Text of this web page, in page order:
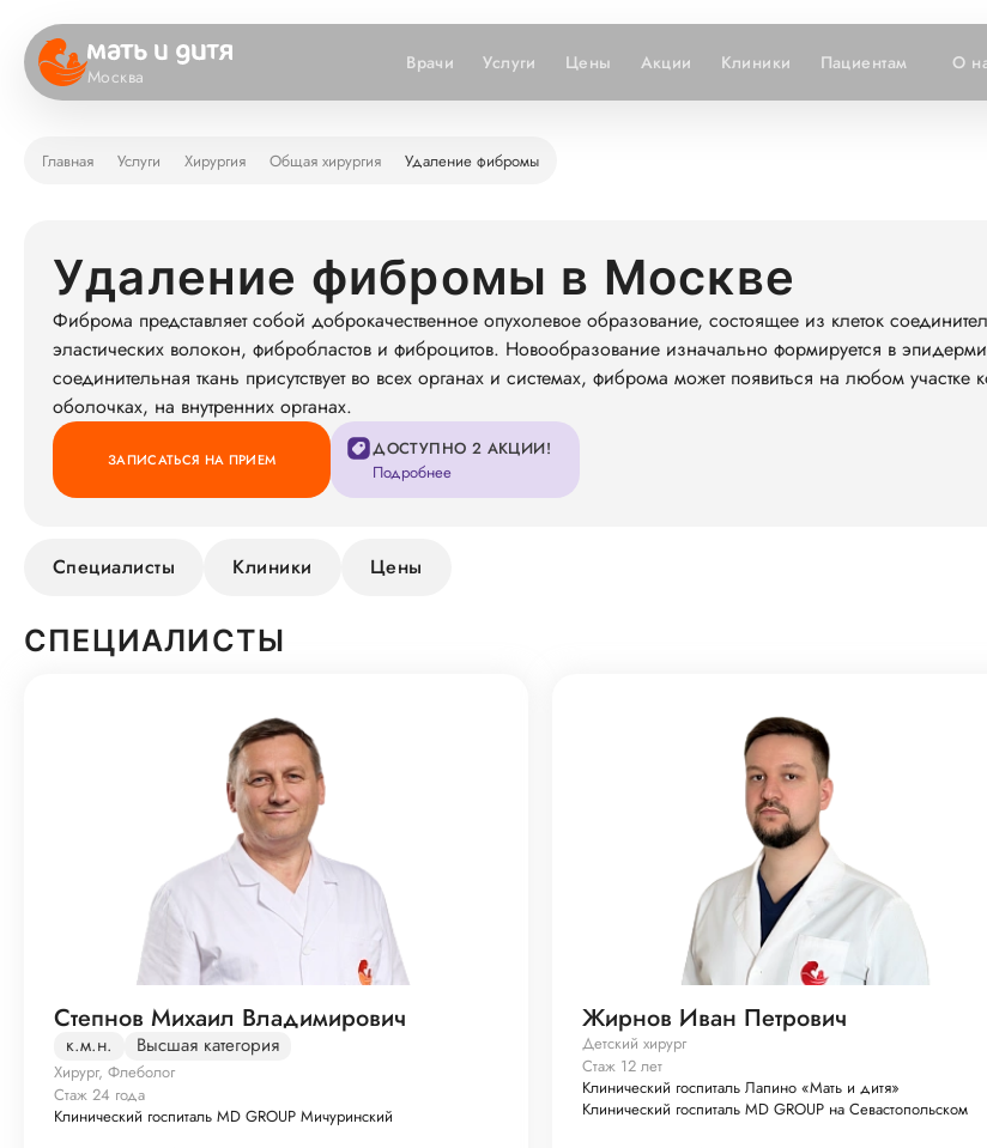
Москва
Врачи Услуги Цены Акции Клиники Пациентам О
Главная Услуги Хирургия Общая хирургия Удаление фибромы
Удаление фибромы в Москве
Фиброма представляет собой доброкачественное опухолевое образование, состоящее из клеток
эластических волокон, фибробластов и фиброцитов. Новообразование изначально формируется в
соединительная ткань присутствует во всех органах и системах, фиброма может появиться на любом
оболочках, на внутренних органах.
ЗАПИСАТЬСЯ НА ПРИЕМ
ДОСТУПНО 2 АКЦИИ!
Подробнее
Специалисты Клиники Цены
СПЕЦИАЛИСТЫ
Степнов Михаил Владимирович
к.м.н. Высшая категория
Хирург, Флеболог
Стаж 24 года
Клинический госпиталь MD GROUP Мичуринский
Жирнов Иван Петрович
Детский хирург
Стаж 12 лет
Клинический госпиталь Лапино «Мать и дитя»
Клинический госпиталь MD GROUP на Севастопольском